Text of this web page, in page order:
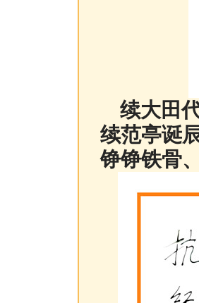
续大田
续范亭诞
铮铮铁骨